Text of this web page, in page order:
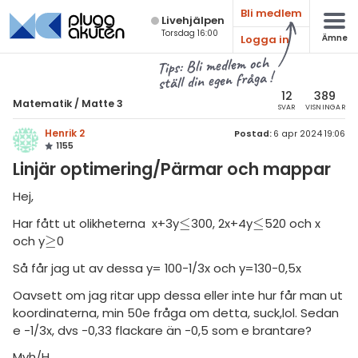
Live­hjälpen
Torsdag 16:00
Bli medlem
Logga in
Ämne
Tips: Bli medlem och
ställ din egen fråga !
Matematik / Matte 3 12
SVAR
389
VISNINGAR
Henrik 2
1155
Postad: 6 apr 2024 19:06
Linjär optimering/Pärmar och mappar
Hej,
Har fått ut olikheterna x+3y≤
≤ 300, 2x+4y≤
≤ 520 och x
och y≥
≥ 0
Så får jag ut av dessa y= 100-1/3x och y=130-0,5x
Oavsett om jag ritar upp dessa eller inte hur får man ut
koordinaterna, min 50e fråga om detta, suck,lol. Sedan
e -1/3x, dvs -0,33 flackare än -0,5 som e brantare?
Alla ämnen
Alla trådar
7
8
1
2
3
Matematik
Matte 3
Derivata
Integraler
Trigonometri
Livehjälpen
4
& Bygg
språk